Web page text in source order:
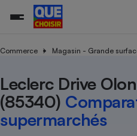
Commerce Magasin - Grande
Leclerc Drive
(85340)
supermarchés
Toutes les actualités
Enquêtes
Guides d'achat
Tous les services
Tous nos combats
Nos actions
Nos grandes victoires
L’association
Nos missions
Notre méthodologie